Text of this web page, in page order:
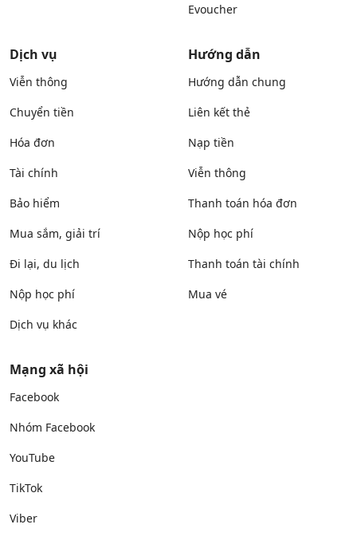
Evoucher
Dịch vụ
Viễn thông
Chuyển tiền
Hóa đơn
Tài chính
Bảo hiểm
Mua sắm, giải trí
Đi lại, du lịch
Nộp học phí
Dịch vụ khác
Hướng dẫn
Hướng dẫn chung
Liên kết thẻ
Nạp tiền
Viễn thông
Thanh toán hóa đơn
Nộp học phí
Thanh toán tài chính
Mua vé
Mạng xã hội
Facebook
Nhóm Facebook
YouTube
TikTok
Viber